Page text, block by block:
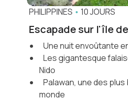
PHILIPPINES • 10 JOURS
Escapade sur l'île
Une nuit envoûtante
Les gigantesque
Nido
Palawan, une des plus
monde